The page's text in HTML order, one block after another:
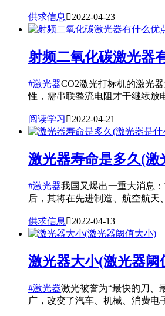
供求信息2022-04-23
射频二氧化碳激光器
#激光器CO2激光打标机的激光
性，需串联整流电阻才干继续放
阅读学习 2022-04-21
激光器寿命是多久(激
#激光器我国又爆出一重大消息
后，其将在先进制造、航空航天
供求信息 2022-04-13
激光器大小(激光器阈
#激光器激光被誉为“最快的刀、
广，改变了汽车、机械、消费电